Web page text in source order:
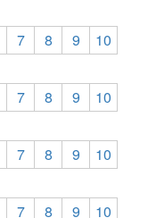
7 8 9
10
7 8 9
10
7 8 9
10
7 8 9
10